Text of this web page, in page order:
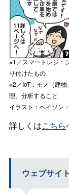
※1／スマートレジ：
り付けたもの
※2／IoT：モノ（建
理、分析すること
イラスト：ヘイソン
詳しくはこちら
ウェブサイ